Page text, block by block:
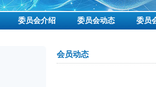
委员会介绍 委员会动态 委员
会员动态